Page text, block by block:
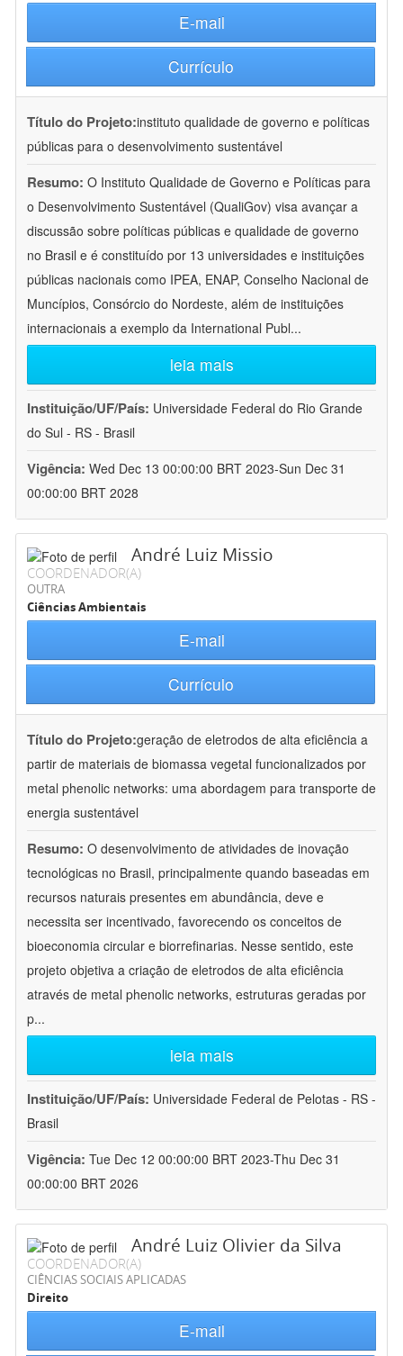
E-mail
Currículo
Título do Projeto:instituto qualidade de governo e políticas
públicas para o desenvolvimento sustentável
Resumo: O Instituto Qualidade de Governo e Políticas para
o Desenvolvimento Sustentável (QualiGov) visa avançar a
discussão sobre políticas públicas e qualidade de governo
no Brasil e é constituído por 13 universidades e instituições
públicas nacionais como IPEA, ENAP, Conselho Nacional de
Muncípios, Consórcio do Nordeste, além de instituições
internacionais a exemplo da International Publ...
leia mais
Instituição/UF/País: Universidade Federal do Rio Grande
do Sul - RS - Brasil
Vigência: Wed Dec 13 00:00:00 BRT 2023-Sun Dec 31
00:00:00 BRT 2028
André Luiz Missio
COORDENADOR(A)
OUTRA
Ciências Ambientais
E-mail
Currículo
Título do Projeto:geração de eletrodos de alta eficiência a
partir de materiais de biomassa vegetal funcionalizados por
metal phenolic networks: uma abordagem para transporte de
energia sustentável
Resumo: O desenvolvimento de atividades de inovação
tecnológicas no Brasil, principalmente quando baseadas em
recursos naturais presentes em abundância, deve e
necessita ser incentivado, favorecendo os conceitos de
bioeconomia circular e biorrefinarias. Nesse sentido, este
projeto objetiva a criação de eletrodos de alta eficiência
através de metal phenolic networks, estruturas geradas por
p...
leia mais
Instituição/UF/País: Universidade Federal de Pelotas - RS -
Brasil
Vigência: Tue Dec 12 00:00:00 BRT 2023-Thu Dec 31
00:00:00 BRT 2026
André Luiz Olivier da Silva
COORDENADOR(A)
CIÊNCIAS SOCIAIS APLICADAS
Direito
E-mail